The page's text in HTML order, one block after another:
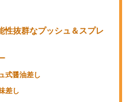
性抜群なプッシュ＆スプレ
式醤油差し
差し